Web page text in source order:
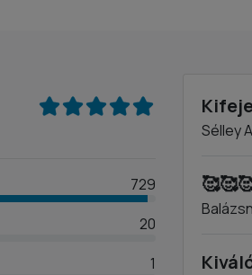
729
20
1
Sélley